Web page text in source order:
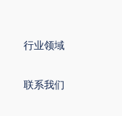
行业领域
联系我们